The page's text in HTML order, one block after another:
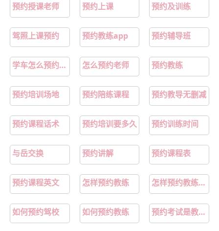
预约授课老师 预约上课 预约及训练
驾照上课预约 预约教练app 预约辅导班
学车怎么预约教练 怎么预约老师 预约教练
预约培训场地 预约陪练课程 预约教导无删减
预约课程话术 预约培训要多久 预约训练时间
与岳交换 预约讲解 预约课程表
预约课程英文 怎样预约教练 怎样预约教练练车
如何预约驾校 如何预约教练 预约考试是教练预约吗